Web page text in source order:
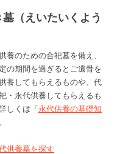
（えいたいくよう
養のための合祀墓を備え、
の期間を過ぎるとご遺骨を
養してもらえるものや、代
・永代供養してもらえるも
しくは「永代供養の基礎知
供養墓を探す